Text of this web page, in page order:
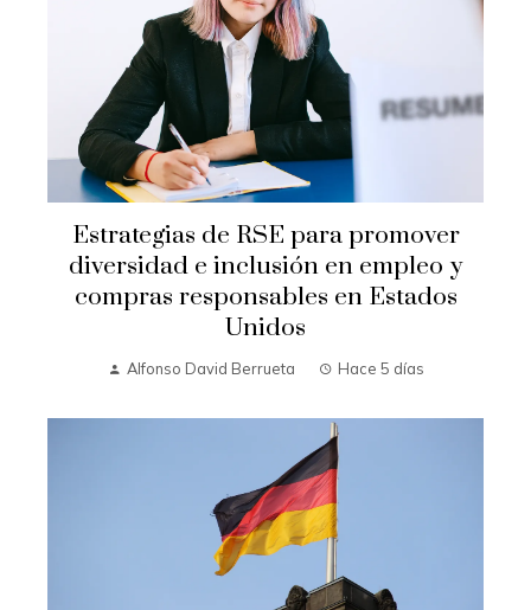
Estrategias de RSE para promover
diversidad e inclusión en empleo y
compras responsables en Estados
Unidos
Alfonso David Berrueta Hace 5 días